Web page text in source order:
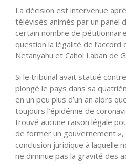
La décision est intervenue
télévisés animés par un panel
certain nombre de
question la légalité de l’accord
Netanyahu et Cahol Laban de
Si le tribunal avait statué
plongé le pays dans sa
en un peu plus d’un an alors
toujours l’épidémie de
trouvé aucune raison légale
de former un gouvernement »,
conclusion juridique à laquelle
ne diminue pas la gravité des